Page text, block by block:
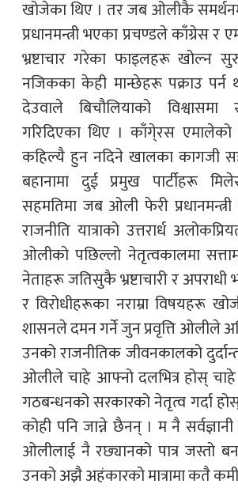
खोजेका थिए । तर जब ओलीकै
प्रधानमन्त्री भएका प्रचण्डले काँग्रेस
भ्रष्टाचार गरेका फाइलहरू खोल्न
नजिकका केही मान्छेहरू पक्राउ
देउवाले बिचौलियाको
गरिदिएका थिए । काँगे्रस एमालेको
कहिल्यै हुन नदिने खालका कागजी
बहानामा दुई प्रमुख पार्टीहरू
सहमतिमा जब ओली फेरी
राजनीति यात्राको उत्तरार्ध
ओलीको पछिल्लो नेतृत्वकालमा
नेताहरू जतिसुकै भ्रष्टाचारी र अपराधी
र विरोधीहरूका नराम्रा विषयहरू
शासनले दमन गर्ने जुन प्रवृत्ति ओलीले
उनको राजनीतिक जीवनकालको
ओलीले चाहे आफ्नो दलभित्र होस्
गठबन्धनको सरकारको नेतृत्व गर्दा
कोही पनि जान्ने छैनन् । म नै
ओलीलाई नै रछ्यानको पात्र जस्तो
उनको अझै अहंकारको मात्रामा कतै